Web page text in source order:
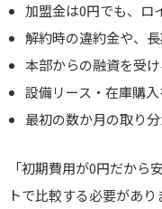
加盟金は0円でも、ロ
解約時の違約金や、
本部からの融資を受
設備リース・在庫購
最初の数か月の取り
「初期費用が0円だから
トで比較する必要があ